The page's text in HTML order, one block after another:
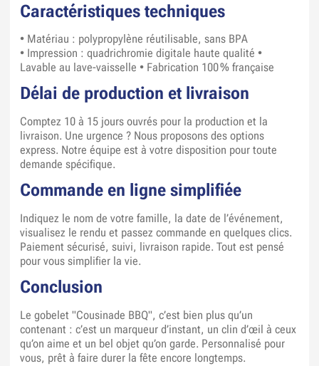
Caractéristiques techniques
• Matériau : polypropylène réutilisable, sans BPA
• Impression : quadrichromie digitale haute qualité •
Lavable au lave-vaisselle • Fabrication 100 % française
Délai de production et livraison
Comptez 10 à 15 jours ouvrés pour la production et la
livraison. Une urgence ? Nous proposons des options
express. Notre équipe est à votre disposition pour toute
demande spécifique.
Commande en ligne simplifiée
Indiquez le nom de votre famille, la date de l’événement,
visualisez le rendu et passez commande en quelques clics.
Paiement sécurisé, suivi, livraison rapide. Tout est pensé
pour vous simplifier la vie.
Conclusion
Le gobelet "Cousinade BBQ", c’est bien plus qu’un
contenant : c’est un marqueur d’instant, un clin d’œil à ceux
qu’on aime et un bel objet qu’on garde. Personnalisé pour
vous, prêt à faire durer la fête encore longtemps.